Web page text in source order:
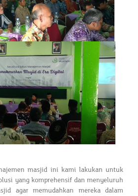
masjid ini kami lakukan untuk
yang komprehensif dan menyeluruh
agar memudahkan mereka dalam